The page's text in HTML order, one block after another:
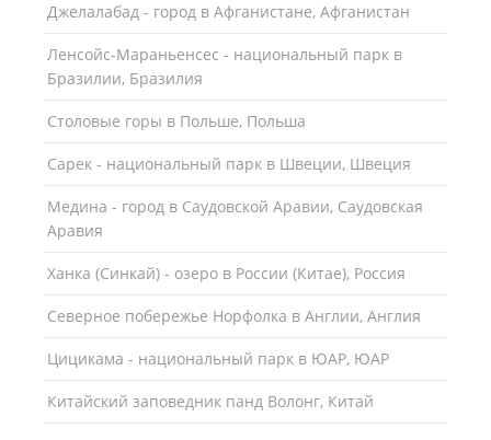
Джелалабад - город в Афганистане, Афганистан
Ленсойc-Мараньенсес - национальный парк в
Бразилии, Бразилия
Столовые горы в Польше, Польша
Сарек - национальный парк в Швеции, Швеция
Медина - город в Саудовской Аравии, Саудовская
Аравия
Ханка (Синкай) - озеро в России (Китае), Россия
Северное побережье Норфолка в Англии, Англия
Цицикама - национальный парк в ЮАР, ЮАР
Китайский заповедник панд Волонг, Китай